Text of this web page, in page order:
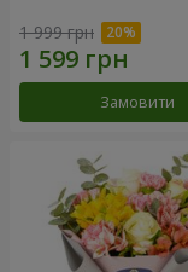
1 999 грн
Замовити